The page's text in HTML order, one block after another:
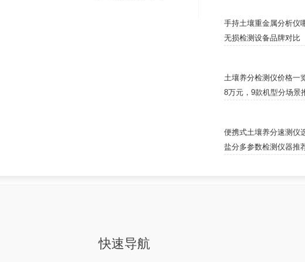
手持土壤重金属分析仪
无损检测设备品牌对比
土壤养分检测仪价格一
8万元，9款机型分场景
便携式土壤养分速测仪
盐分多参数检测仪器推
快速导航